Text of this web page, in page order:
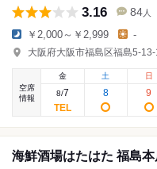
3.16 84 人
￥2,000～￥2,999 -
大阪府大阪市福島区福島5-
空席
情報
金
8/7
土
8
日
9
海鮮酒場はたはた 福島本